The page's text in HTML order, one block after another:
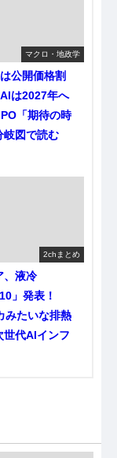
マクロ・地政学
公開価格割
は2027年へ
「期待の時
岐図で読む
2chまとめ
、液冷
」発表！
みたいな排熱
世代AIインフ